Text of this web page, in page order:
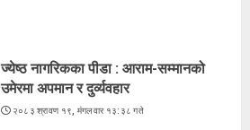
ज्येष्ठ नागरिकका पीडा : आराम-सम्मानको
उमेरमा अपमान र दुर्व्यवहार
२०८३ श्रावण १९, मंगलवार १३:३८ गते